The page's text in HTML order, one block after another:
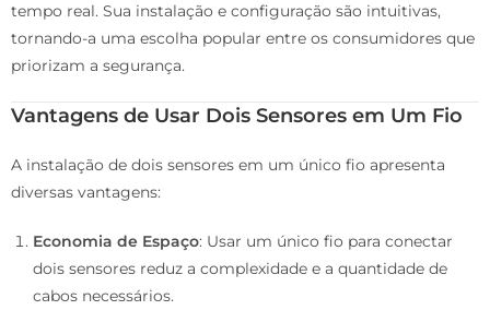
tempo real. Sua instalação e configuração são intuitivas,
tornando-a uma escolha popular entre os consumidores que
priorizam a segurança.
Vantagens de Usar Dois Sensores em Um Fio
A instalação de dois sensores em um único fio apresenta
diversas vantagens:
Economia de Espaço: Usar um único fio para conectar
dois sensores reduz a complexidade e a quantidade de
cabos necessários.